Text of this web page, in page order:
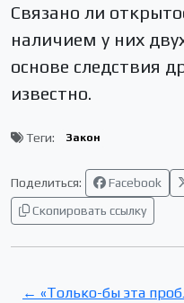
Связано ли
наличием у них
основе следствия
известно.
Теги: Закон
Поделиться: Facebook
Скопировать ссылку
← «Только-бы эта